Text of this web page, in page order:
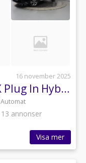
16 november 2025
Kia Sorento OHEV 265 HK Plug In Hybrid S&V hjul
Automat
13 annonser
Visa mer